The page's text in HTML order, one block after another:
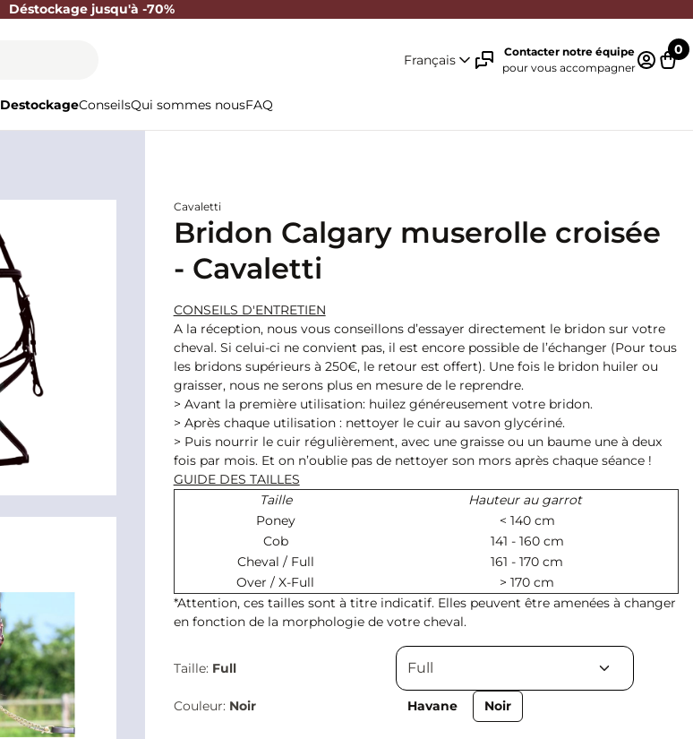
Déstockage jusqu'à -70%
Français
Contacter notre équipe
pour vous accompagner
0
DestockageConseilsQui sommes nousFAQ
Cavaletti
Bridon Calgary muserolle croisée
- Cavaletti
CONSEILS D'ENTRETIEN
A la réception, nous vous conseillons d’essayer directement le bridon sur votre
cheval. Si celui-ci ne convient pas, il est encore possible de l’échanger (Pour tous
les bridons supérieurs à 250€, le retour est offert). Une fois le bridon huiler ou
graisser, nous ne serons plus en mesure de le reprendre.
> Avant la première utilisation: huilez généreusement votre bridon.
> Après chaque utilisation : nettoyer le cuir au savon glycériné.
> Puis nourrir le cuir régulièrement, avec une graisse ou un baume une à deux
fois par mois. Et on n’oublie pas de nettoyer son mors après chaque séance !
GUIDE DES TAILLES
Taille
Hauteur au garrot
Poney
< 140 cm
Cob
141 - 160 cm
Cheval / Full
161 - 170 cm
Over / X-Full
> 170 cm
*Attention, ces tailles sont à titre indicatif. Elles peuvent être amenées à changer
en fonction de la morphologie de votre cheval.
Taille: Full
Couleur: Noir Havane Noir